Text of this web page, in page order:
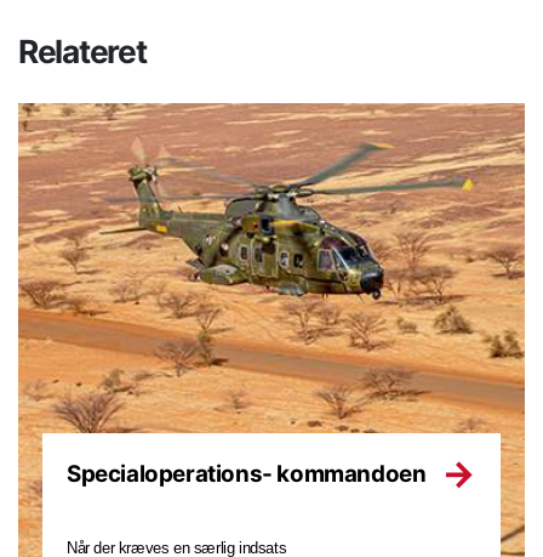
Relateret
Specialoperations- kommandoen
Når der kræves en særlig indsats